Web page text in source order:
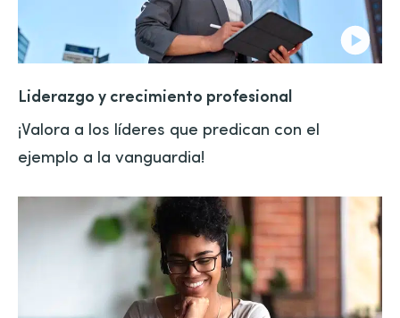
Liderazgo y crecimiento profesional
¡Valora a los líderes que predican con el
ejemplo a la vanguardia!